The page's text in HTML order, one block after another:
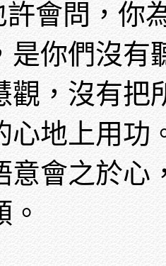
許會問，你
是你們沒有
觀，沒有把
心地上用功
意會之於心
。